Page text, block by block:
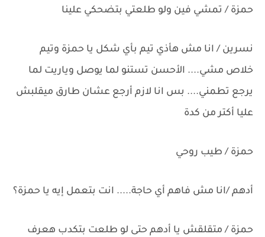
حمزة / تمشي فين ولو طلعتي بتضحكي علينا
نسرين / انا مش هأذي تيم بأي شكل يا حمزة وتيم
خلاص مشي.... الأحسن تستنو لما يوصل وياريت لما
يرجع تطمني.... بس انا لازم أرجع عشان طارق ميقلبش
عليا أكتر من كدة
حمزة / طيب روحي
أدهم /انا مش فاهم أي حاجة..... انت بتعمل إيه يا حمزة؟
حمزة / متقلقش يا أدهم حتى لو طلعت بتكدب هعرف